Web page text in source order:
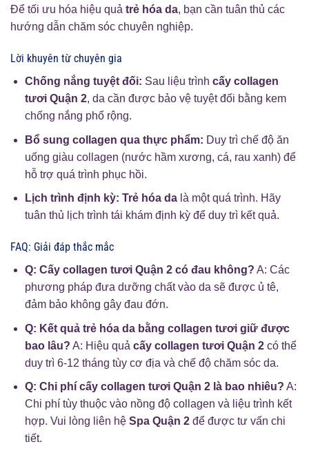
Để tối ưu hóa hiệu quả trẻ hóa da, bạn cần tuân thủ các
hướng dẫn chăm sóc chuyên nghiệp.
Lời khuyên từ chuyên gia
Chống nắng tuyệt đối: Sau liệu trình cấy collagen
tươi Quận 2, da cần được bảo vệ tuyệt đối bằng kem
chống nắng phổ rộng.
Bổ sung collagen qua thực phẩm: Duy trì chế độ ăn
uống giàu collagen (nước hầm xương, cá, rau xanh) để
hỗ trợ quá trình phục hồi.
Lịch trình định kỳ: Trẻ hóa dalà một quá trình. Hãy
tuân thủ lịch trình tái khám định kỳ để duy trì kết quả.
FAQ: Giải đáp thắc mắc
Q: Cấy collagen tươi Quận 2 có đau không? A: Các
phương pháp đưa dưỡng chất vào da sẽ được ủ tê,
đảm bảo không gây đau đớn.
Q: Kết quả trẻ hóa da bằng collagen tươi giữ được
bao lâu? A: Hiệu quả cấy collagen tươi Quận 2có thể
duy trì 6-12 tháng tùy cơ địa và chế độ chăm sóc da.
Q: Chi phí cấy collagen tươi Quận 2 là bao nhiêu? A:
Chi phí tùy thuộc vào nồng độ collagen và liệu trình kết
hợp. Vui lòng liên hệ Spa Quận 2để được tư vấn chi
tiết.